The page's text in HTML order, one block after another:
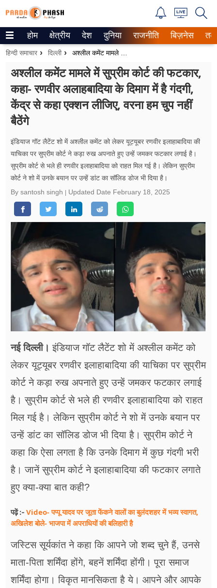
Trending on Google News
ePaper
वेब स्टोरीज
उत्तर प्रदेश
वीडियो
रिलेशनशिप
जीवन मंत्रा
फूड
सेहत
ब्‍यूटी
जॉब्स
शिक्षा
अन्य खबरें
होम क्षेत्रीय देश दुनिया राजनीति बिज़नेस
हिन्दी समाचार दिल्ली
अश्लील कमेंट मामले में सुप्रीम कोर्ट की फटकार,
कहा- रणवीर अलाहबादिया के दिमाग में है गंदगी,
केंद्र से कहा एक्शन लीजिए, वरना हम चुप नहीं
बैठेंगे
इंडियाज गॉट लैटेंट शो में अश्लील कमेंट को लेकर यूट्यूबर रणवीर इलाहाबादिया की
याचिका पर सुप्रीम कोर्ट ने कड़ा रुख अपनाते हुए उन्हें जमकर फटकार लगाई है।
सुप्रीम कोर्ट से भले ही रणवीर इलाहाबादिया को राहत मिल गई है। लेकिन सुप्रीम
कोर्ट ने शो में उनके बयान पर उन्हें डांट का सॉलिड डोज भी दिया है।
By santosh singh
Updated Date February 18, 2025
नई दिल्ली। इंडियाज गॉट लैटेंट शो में अश्लील कमेंट को
लेकर यूट्यूबर रणवीर इलाहाबादिया की याचिका पर सुप्रीम
कोर्ट ने कड़ा रुख अपनाते हुए उन्हें जमकर फटकार लगाई
है। सुप्रीम कोर्ट से भले ही रणवीर इलाहाबादिया को राहत
मिल गई है। लेकिन सुप्रीम कोर्ट ने शो में उनके बयान पर
उन्हें डांट का सॉलिड डोज भी दिया है। सुप्रीम कोर्ट ने
कहा कि ऐसा लगता है कि उनके दिमाग में कुछ गंदगी भरी
है। जानें सुप्रीम कोर्ट ने इलाहाबादिया की फटकार लगाते
हुए क्या-क्या बात कही?
पढ़ें :- Video- पप्पू यादव पर जूता फेंकने वालों का बुलंदशहर में भव्य स्वागत,
अखिलेश बोले- भाजपा में अपराधियों की बलिहारी है
जस्टिस सूर्यकांत ने कहा कि आपने जो शब्द चुने हैं, उनसे
माता-पिता शर्मिंदा होंगे, बहनें शर्मिंदा होंगी। पूरा समाज
शर्मिंदा होगा। विकृत मानसिकता है ये। आपने और आपके